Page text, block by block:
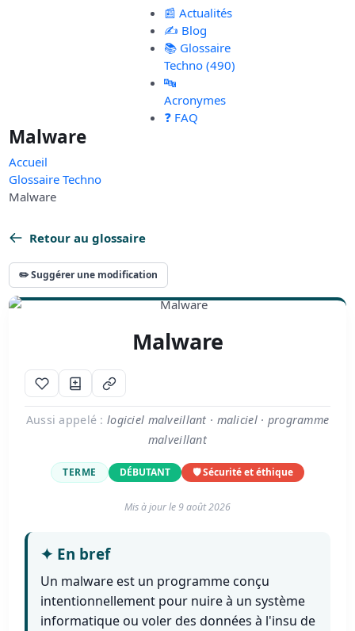
📰 Actualités
✍️ Blog
📚 Glossaire
Techno (490)
🔤
Acronymes
❓ FAQ
Malware
Accueil
Glossaire Techno
Malware
Retour au glossaire
✏️ Suggérer une modification
Malware
Aussi appelé : logiciel malveillant · maliciel · programme
malveillant
TERME DÉBUTANT 🛡️ Sécurité et éthique
Mis à jour le9 août 2026
✦ En bref
Un malware est un programme conçu
intentionnellement pour nuire à un système
informatique ou voler des données à l'insu de